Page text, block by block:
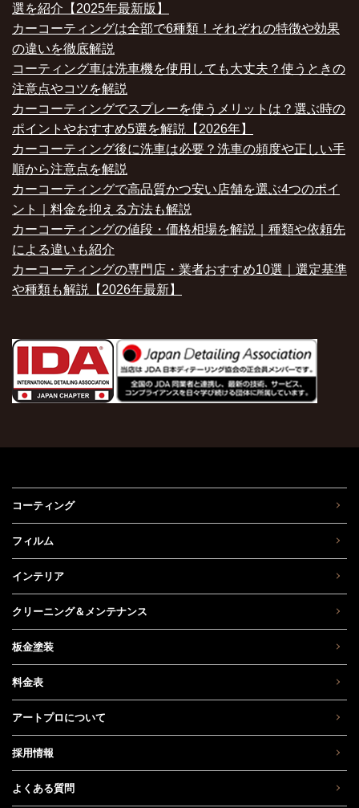
選を紹介【2025年最新版】
カーコーティングは全部で6種類！それぞれの特徴や効果
の違いを徹底解説
コーティング車は洗車機を使用しても大丈夫？使うときの
注意点やコツを解説
カーコーティングでスプレーを使うメリットは？選ぶ時の
ポイントやおすすめ5選を解説【2026年】
カーコーティング後に洗車は必要？洗車の頻度や正しい手
順から注意点を解説
カーコーティングで高品質かつ安い店舗を選ぶ4つのポイ
ント｜料金を抑える方法も解説
カーコーティングの値段・価格相場を解説｜種類や依頼先
による違いも紹介
カーコーティングの専門店・業者おすすめ10選｜選定基準
や種類も解説【2026年最新】
コーティング
フィルム
インテリア
クリーニング＆メンテナンス
板金塗装
料金表
アートプロについて
採用情報
よくある質問